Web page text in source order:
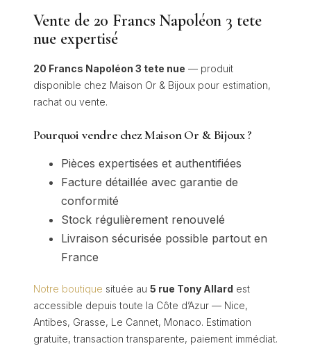
Vente de 20 Francs Napoléon 3 tete
nue expertisé
20 Francs Napoléon 3 tete nue — produit
disponible chez Maison Or & Bijoux pour estimation,
rachat ou vente.
Pourquoi vendre chez Maison Or & Bijoux ?
Pièces expertisées et authentifiées
Facture détaillée avec garantie de
conformité
Stock régulièrement renouvelé
Livraison sécurisée possible partout en
France
Notre boutique située au 5 rue Tony Allard est
accessible depuis toute la Côte d’Azur — Nice,
Antibes, Grasse, Le Cannet, Monaco. Estimation
gratuite, transaction transparente, paiement immédiat.